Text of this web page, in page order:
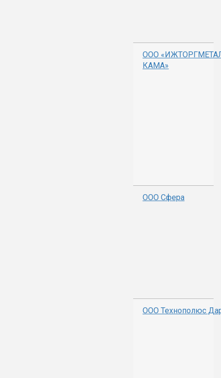
ООО
КАМА»
ООО Сфера
ООО Технополюс